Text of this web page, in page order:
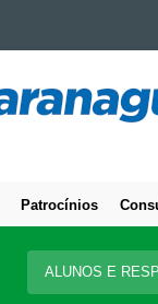
Patrocínios
ALUNOS E